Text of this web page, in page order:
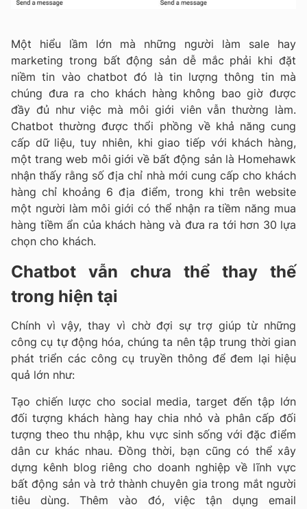
Một hiểu lầm lớn mà những người làm sale hay
marketing trong bất động sản dễ mắc phải khi đặt
niềm tin vào chatbot đó là tin lượng thông tin mà
chúng đưa ra cho khách hàng không bao giờ được
đầy đủ như việc mà môi giới viên vẫn thường làm.
Chatbot thường được thổi phồng về khả năng cung
cấp dữ liệu, tuy nhiên, khi giao tiếp với khách hàng,
một trang web môi giới về bất động sản là Homehawk
nhận thấy rằng số địa chỉ nhà mới cung cấp cho khách
hàng chỉ khoảng 6 địa điểm, trong khi trên website
một người làm môi giới có thể nhận ra tiềm năng mua
hàng tiềm ẩn của khách hàng và đưa ra tới hơn 30 lựa
chọn cho khách.
Chatbot vẫn chưa thể thay thế
trong hiện tại
Chính vì vậy, thay vì chờ đợi sự trợ giúp từ những
công cụ tự động hóa, chúng ta nên tập trung thời gian
phát triển các công cụ truyền thông để đem lại hiệu
quả lớn như:
Tạo chiến lược cho social media, target đến tập lớn
đối tượng khách hàng hay chia nhỏ và phân cấp đối
tượng theo thu nhập, khu vực sinh sống với đặc điểm
dân cư khác nhau. Đồng thời, bạn cũng có thể xây
dựng kênh blog riêng cho doanh nghiệp về lĩnh vực
bất động sản và trở thành chuyên gia trong mắt người
tiêu dùng. Thêm vào đó, việc tận dụng email